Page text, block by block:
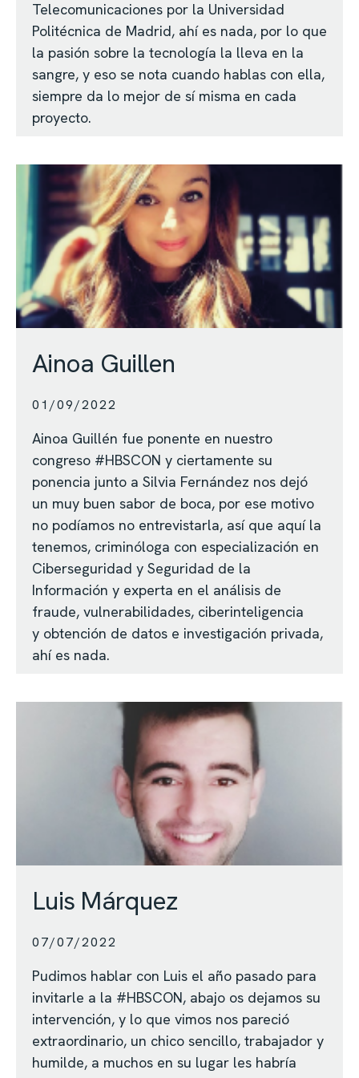
Telecomunicaciones por la Universidad
Politécnica de Madrid, ahí es nada, por lo que
la pasión sobre la tecnología la lleva en la
sangre, y eso se nota cuando hablas con ella,
siempre da lo mejor de sí misma en cada
proyecto.
Ainoa Guillen
01/09/2022
Ainoa Guillén fue ponente en nuestro
congreso #HBSCON y ciertamente su
ponencia junto a Silvia Fernández nos dejó
un muy buen sabor de boca, por ese motivo
no podíamos no entrevistarla, así que aquí la
tenemos, criminóloga con especialización en
Ciberseguridad y Seguridad de la
Información y experta en el análisis de
fraude, vulnerabilidades, ciberinteligencia
y obtención de datos e investigación privada,
ahí es nada.
Luis Márquez
07/07/2022
Pudimos hablar con Luis el año pasado para
invitarle a la #HBSCON, abajo os dejamos su
intervención, y lo que vimos nos pareció
extraordinario, un chico sencillo, trabajador y
humilde, a muchos en su lugar les habría